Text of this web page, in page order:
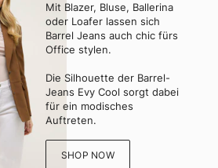
Mit Blazer, Bluse, Ballerina
oder Loafer lassen sich
Barrel Jeans auch chic fürs
Office stylen.
Die Silhouette der Barrel-
Jeans Evy Cool sorgt dabei
für ein modisches
Auftreten.
SHOP NOW